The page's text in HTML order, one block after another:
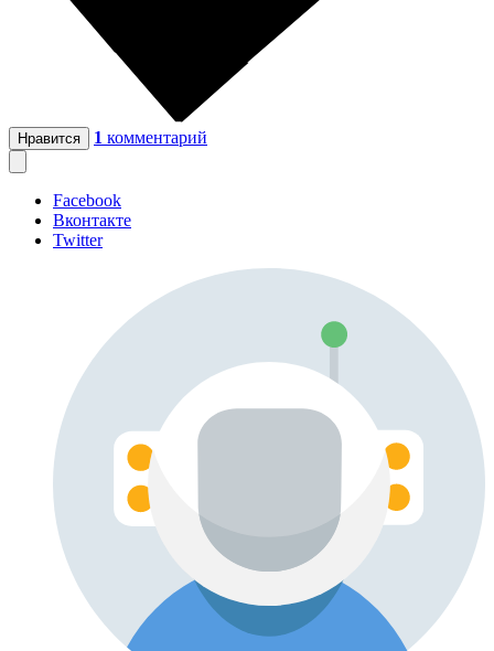
Нравится 1 комментарий
Facebook
Вконтакте
Twitter